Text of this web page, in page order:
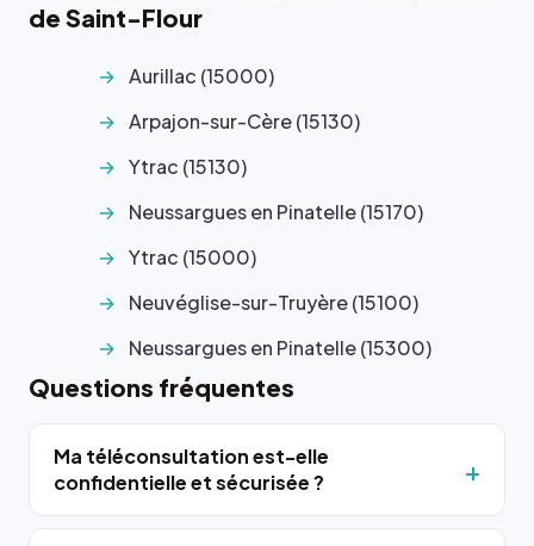
de Saint-Flour
Aurillac (15000)
Arpajon-sur-Cère (15130)
Ytrac (15130)
Neussargues en Pinatelle (15170)
Ytrac (15000)
Neuvéglise-sur-Truyère (15100)
Neussargues en Pinatelle (15300)
Questions fréquentes
Ma téléconsultation est-elle
confidentielle et sécurisée ?